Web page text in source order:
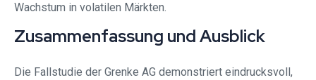
Wachstum in volatilen Märkten.
Zusammenfassung und Ausblick
Die Fallstudie der Grenke AG demonstriert eindrucksvoll,